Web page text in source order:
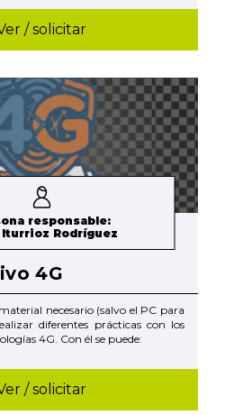
/ solicitar
responsable:
Rodríguez
4G
necesario (salvo el PC para
diferentes prácticas con los
4G. Con él se puede:
/ solicitar